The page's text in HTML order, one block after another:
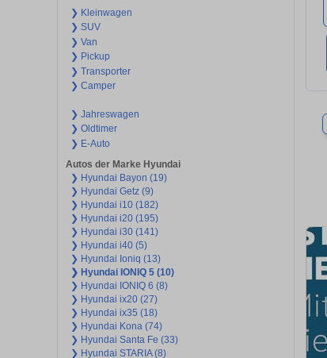
❯ Kleinwagen
❯ SUV
❯ Van
❯ Pickup
❯ Transporter
❯ Camper
❯ Jahreswagen
❯ Oldtimer
❯ E-Auto
Autos der Marke Hyundai
❯ Hyundai Bayon (19)
❯ Hyundai Getz (9)
❯ Hyundai i10 (182)
❯ Hyundai i20 (195)
❯ Hyundai i30 (141)
❯ Hyundai i40 (5)
❯ Hyundai Ioniq (13)
❯ Hyundai IONIQ 5 (10)
❯ Hyundai IONIQ 6 (8)
❯ Hyundai ix20 (27)
❯ Hyundai ix35 (18)
❯ Hyundai Kona (74)
❯ Hyundai Santa Fe (33)
❯ Hyundai STARIA (8)